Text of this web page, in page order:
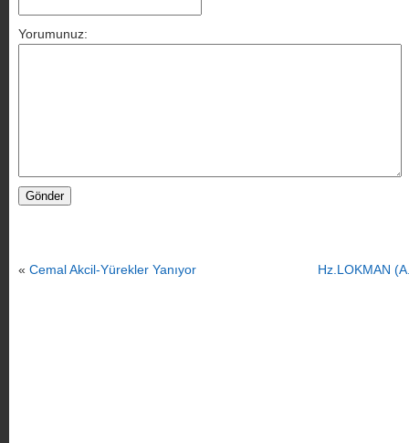
Yorumunuz:
« Cemal Akcil-Yürekler Yanıyor Hz.LOKMAN